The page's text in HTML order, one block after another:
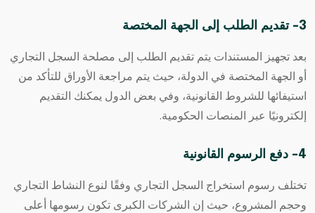
3- تقديم الطلب إلى الجهة المختصة
بعد تجهيز المستندات يتم تقديم الطلب إلى مصلحة السجل التجاري
أو الجهة المختصة في الدولة، حيث يتم مراجعة الأوراق للتأكد من
استيفائها للشروط القانونية، وفي بعض الدول يمكنك التقديم
إلكترونيًا عبر المنصات الحكومية.
4- دفع الرسوم القانونية
تختلف رسوم استخراج السجل التجاري وفقًا لنوع النشاط التجاري
وحجم المشروع، حيث إن الشركات الكبرى تكون رسومها أعلى